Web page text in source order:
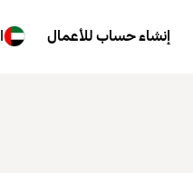
إنشاء حساب للأعمال